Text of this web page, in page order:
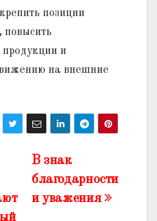
позиции
повысить
продукции и
на внешние
В знак
благодарности
и уважения